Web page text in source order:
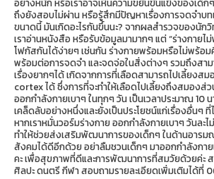
อย่างหนัก หรือเราอาจเห็นความขยันขันแข็งของเด็ก
ถึงยังสอบไม่ผ่าน หรือรู้สึกมีปัญหาเรื่องการจดจำบ
ขนาดนี้ มันเกิดอะไรกันขึ้นนะ? จากผลสำรวจของนัก
เราอ่านหนังสือ หรือรับข้อมูลมามากๆ แต่ “ร่างกายไ
โฟกัสกันได้ง่ายๆ เช่นกัน ร่างกายพร้อมหรือไม่พร้อม
พร้อมต่อการจดจำ และจดจ่อในสิ่งต่างๆ รวมถึงสา
เรื่องยากๆได้ เกิดจากการที่เลือดสามารถไปเลี้ยง
cortex ได้ ซึ่งการที่จะทำให้เลือดไปเลี้ยงถึงสมองส่
ออกกำลังกายเบาๆ ในทุกๆ วัน เป็นเวลาประมาณ 10
เคล็ดลับอย่างหนึ่งและยังเป็นประโยชน์แก่เรื่องอื่นๆ
หากเราหมั่นวอร์มร่างกาย ออกกำลังกายเบาๆ วันละไ
ทำให้ช่วยส่งเสริมพัฒนาการของเด็กๆ ในด้านอาร
สังคมได้ดีอีกด้วย อย่าลืมชวนเด็กๆ มาออกกำลังกาย
คะ เพื่อสุขภาพที่ดีและการพัฒนาการที่สมวัยด้วยค่ะ ส
ศิลปะ ดนตรี กีฬา สอบถามรายละเอียดเพิ่มเติมได้ที่